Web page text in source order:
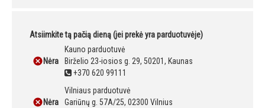
Atsiimkite tą pačią dieną (jei prekė yra parduotuvėje)
Nėra
Kauno parduotuvė
Birželio 23-iosios g. 29, 50201, Kaunas
+370 620 99111
Nėra
Vilniaus parduotuvė
Gariūnų g. 57A/25, 02300 Vilnius